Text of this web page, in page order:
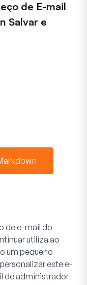
de E-mail
Salvar e
de e-mail do
utiliza ao
um pequeno
este e-
de administrador